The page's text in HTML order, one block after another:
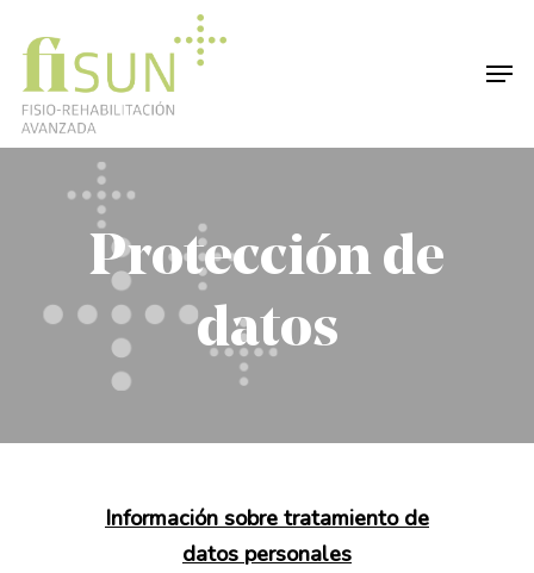
main
content
Protección de
datos
Información sobre tratamiento de
datos personales
Close